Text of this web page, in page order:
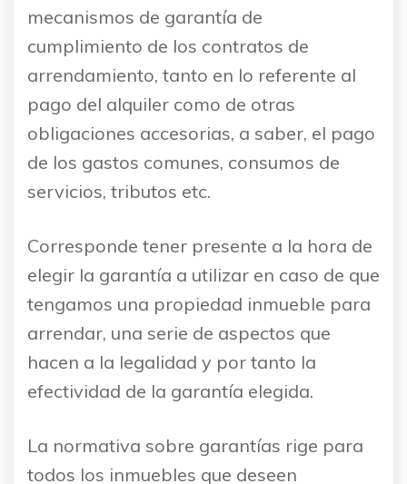
mecanismos de garantía de
cumplimiento de los contratos de
arrendamiento, tanto en lo referente al
pago del alquiler como de otras
obligaciones accesorias, a saber, el pago
de los gastos comunes, consumos de
servicios, tributos etc.
Corresponde tener presente a la hora de
elegir la garantía a utilizar en caso de que
tengamos una propiedad inmueble para
arrendar, una serie de aspectos que
hacen a la legalidad y por tanto la
efectividad de la garantía elegida.
La normativa sobre garantías rige para
todos los inmuebles que deseen